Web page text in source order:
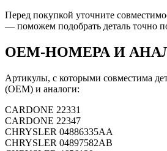
Перед покупкой уточните
— поможем подобрать деталь точно
OEM-НОМЕРА И
Артикулы, с которыми совместима
(OEM) и аналоги:
CARDONE 22331
CARDONE 22347
CHRYSLER 04886335AA
CHRYSLER 04897582AB